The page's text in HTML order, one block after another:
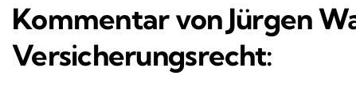
Kommentar von Jürgen
Versicherungsrecht: